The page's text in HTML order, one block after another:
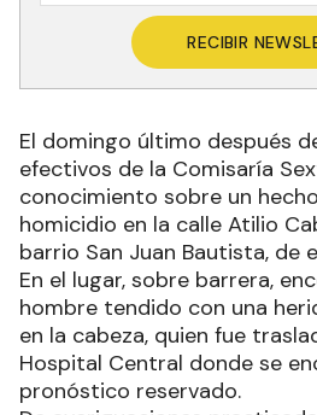
RECIBIR
El domingo último después
efectivos de la Comisaría
conocimiento sobre un
homicidio en la calle Atilio
barrio San Juan Bautista, de
En el lugar, sobre barrera,
hombre tendido con una
en la cabeza, quien fue
Hospital Central donde se
pronóstico reservado.